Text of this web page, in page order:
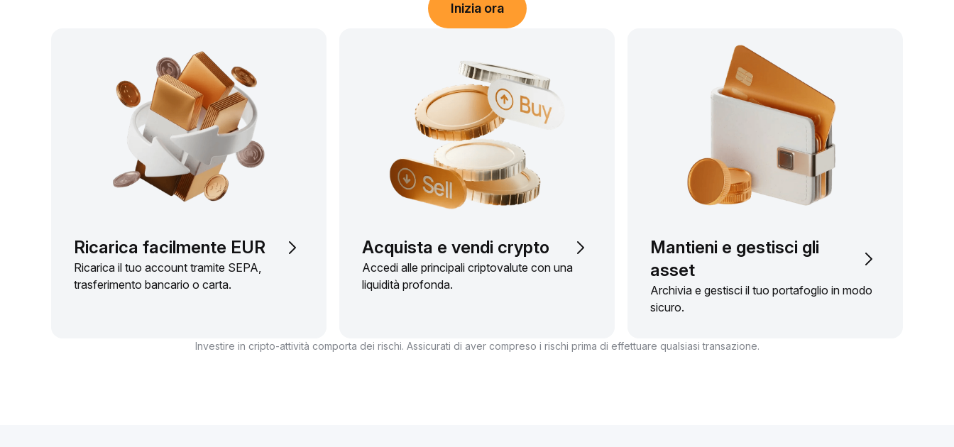
Inizia ora
Ricarica facilmente EUR
Ricarica il tuo account tramite SEPA,
trasferimento bancario o carta.
Acquista e vendi crypto
Accedi alle principali criptovalute con una
liquidità profonda.
Mantieni e gestisci gli
asset
Archivia e gestisci il tuo portafoglio in modo
sicuro.
Investire in cripto-attività comporta dei rischi. Assicurati di aver compreso i rischi prima di effettuare qualsiasi transazione.